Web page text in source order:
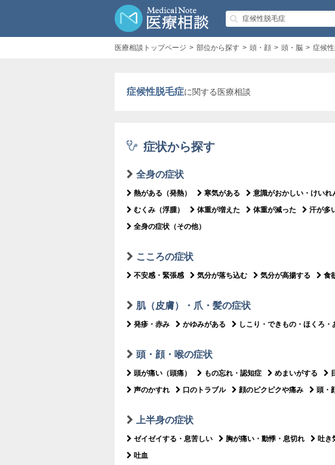
医療相談トップページ 部位から探す 頭・顔 頭・脳 症候
症候性脱毛症に関する医療相談
症状から探す
全身の症状
熱がある（発熱） 寒気がある 意識がおかしい・けいれ
むくみ（浮腫）
体重が増えた 体重が減った 汗が多
全身の症状（その他）
こころの症状
不安感・緊張感 気分が落ち込む 気分が高揚する 食
肌（皮膚）・爪・髪の症状
発疹・赤み かゆみがある しこり・できもの・ほくろ・
頭・顔・喉の症状
頭が痛い（頭痛） もの忘れ・認知症 めまいがする
声のかすれ
口のトラブル 顔のピクピクや痛み 頭・
上半身の症状
ゼイゼイする・息苦しい 胸が痛い・動悸・息切れ 吐き
吐血